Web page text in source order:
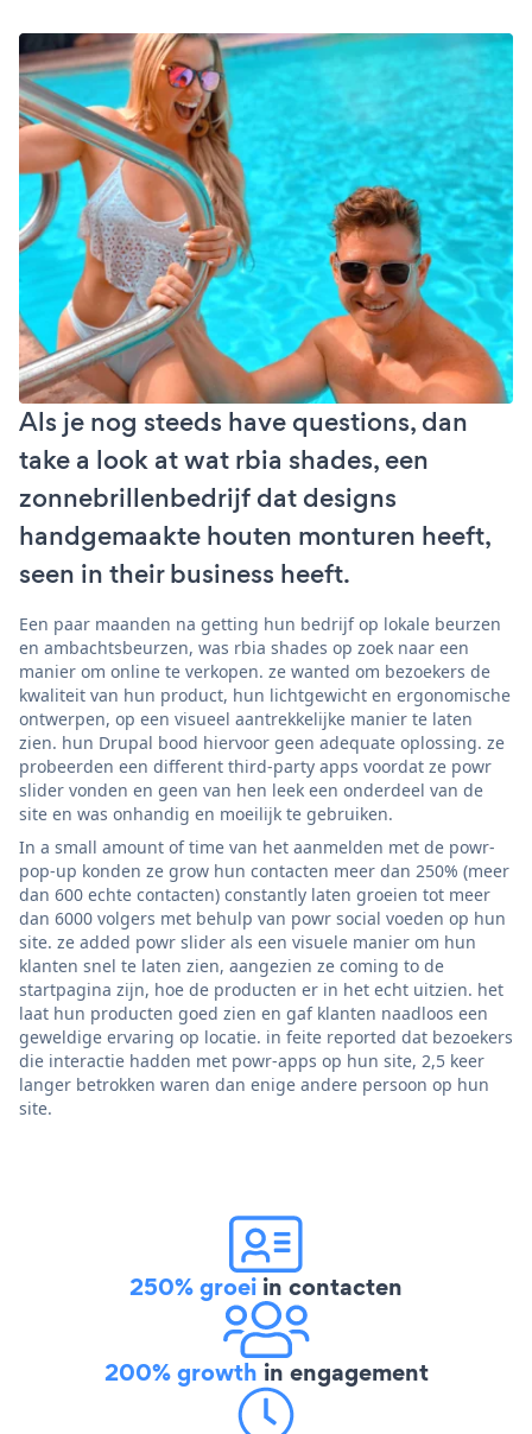
Als je nog steeds have questions, dan
take a look at wat rbia shades, een
zonnebrillenbedrijf dat designs
handgemaakte houten monturen heeft,
seen in their business heeft.
Een paar maanden na getting hun bedrijf op lokale beurzen
en ambachtsbeurzen, was rbia shades op zoek naar een
manier om online te verkopen. ze wanted om bezoekers de
kwaliteit van hun product, hun lichtgewicht en ergonomische
ontwerpen, op een visueel aantrekkelijke manier te laten
zien. hun Drupal bood hiervoor geen adequate oplossing. ze
probeerden een different third-party apps voordat ze powr
slider vonden en geen van hen leek een onderdeel van de
site en was onhandig en moeilijk te gebruiken.
In a small amount of time van het aanmelden met de powr-
pop-up konden ze grow hun contacten meer dan 250% (meer
dan 600 echte contacten) constantly laten groeien tot meer
dan 6000 volgers met behulp van powr social voeden op hun
site. ze added powr slider als een visuele manier om hun
klanten snel te laten zien, aangezien ze coming to de
startpagina zijn, hoe de producten er in het echt uitzien. het
laat hun producten goed zien en gaf klanten naadloos een
geweldige ervaring op locatie. in feite reported dat bezoekers
die interactie hadden met powr-apps op hun site, 2,5 keer
langer betrokken waren dan enige andere persoon op hun
site.
250% groei in contacten
200% growth in engagement